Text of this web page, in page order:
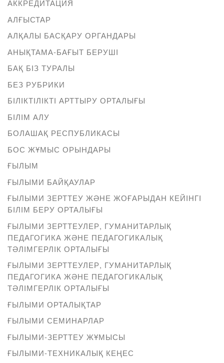
АККРЕДИТАЦИЯ
АЛҒЫСТАР
АЛҚАЛЫ БАСҚАРУ ОРГАНДАРЫ
АНЫҚТАМА-БАҒЫТ БЕРУШІ
БАҚ БІЗ ТУРАЛЫ
БЕЗ РУБРИКИ
БІЛІКТІЛІКТІ АРТТЫРУ ОРТАЛЫҒЫ
БІЛІМ АЛУ
БОЛАШАҚ РЕСПУБЛИКАСЫ
БОС ЖҰМЫС ОРЫНДАРЫ
ҒЫЛЫМ
ҒЫЛЫМИ БАЙҚАУЛАР
ҒЫЛЫМИ ЗЕРТТЕУ ЖӘНЕ ЖОҒАРЫДАН КЕЙІНГІ
БІЛІМ БЕРУ ОРТАЛЫҒЫ
ҒЫЛЫМИ ЗЕРТТЕУЛЕР, ГУМАНИТАРЛЫҚ
ПЕДАГОГИКА ЖӘНЕ ПЕДАГОГИКАЛЫҚ
ТӘЛІМГЕРЛІК ОРТАЛЫҒЫ
ҒЫЛЫМИ ЗЕРТТЕУЛЕР, ГУМАНИТАРЛЫҚ
ПЕДАГОГИКА ЖӘНЕ ПЕДАГОГИКАЛЫҚ
ТӘЛІМГЕРЛІК ОРТАЛЫҒЫ
ҒЫЛЫМИ ОРТАЛЫҚТАР
ҒЫЛЫМИ СЕМИНАРЛАР
ҒЫЛЫМИ-ЗЕРТТЕУ ЖҰМЫСЫ
ҒЫЛЫМИ-ТЕХНИКАЛЫҚ КЕҢЕС